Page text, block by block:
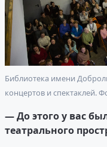
Библиотека имени
концертов и спектаклей.
— До этого у вас
театрального